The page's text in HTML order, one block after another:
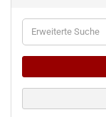
Erweiterte
Suche